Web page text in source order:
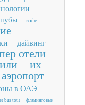
кофе
дайвинг
отели
их
аэропорт
в ОАЭ
bus tour фламинговые